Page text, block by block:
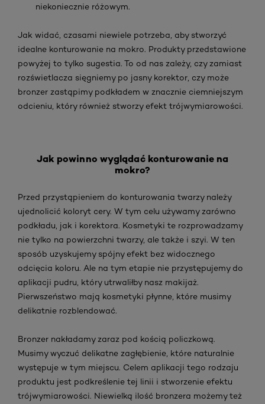
niekoniecznie różowym.
Jak widać, czasami niewiele potrzeba, aby stworzyć
idealne konturowanie na mokro. Produkty przedstawione
powyżej to tylko sugestia. To od nas zależy, czy zamiast
rozświetlacza sięgniemy po jasny korektor, czy może
bronzer zastąpimy podkładem w znacznie ciemniejszym
odcieniu, który również stworzy efekt trójwymiarowości.
Jak powinno wyglądać konturowanie na
mokro?
Przed przystąpieniem do konturowania twarzy należy
ujednolicić koloryt cery. W tym celu używamy zarówno
podkładu, jak i korektora. Kosmetyki te rozprowadzamy
nie tylko na powierzchni twarzy, ale także i szyi. W ten
sposób uzyskujemy spójny efekt bez widocznego
odcięcia koloru. Ale na tym etapie nie przystępujemy do
aplikacji pudru, który utrwaliłby nasz makijaż.
Pierwszeństwo mają kosmetyki płynne, które musimy
delikatnie rozblendować.
Bronzer nakładamy zaraz pod kością policzkową.
Musimy wyczuć delikatne zagłębienie, które naturalnie
występuje w tym miejscu. Celem aplikacji tego rodzaju
produktu jest podkreślenie tej linii i stworzenie efektu
trójwymiarowości. Niewielką ilość bronzera możemy też